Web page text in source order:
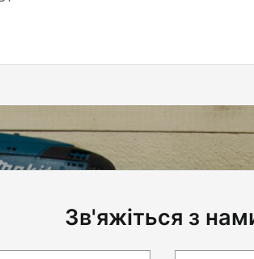
Зв'яжіться з